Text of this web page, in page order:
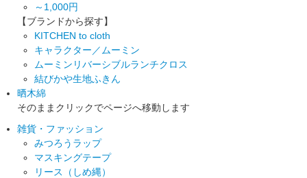
～1,000円
【ブランドから探す】
KITCHEN to cloth
キャラクター／ムーミン
ムーミンリバーシブルランチクロス
結びかや生地ふきん
晒木綿
そのままクリックでページへ移動します
雑貨・ファッション
みつろうラップ
マスキングテープ
リース（しめ縄）